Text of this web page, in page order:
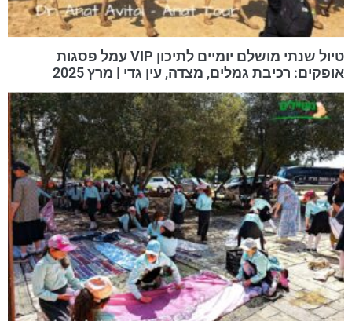
טיול שנתי מושלם יומיים לתיכון VIP עמל פסגות
אופקים: רכיבת גמלים, מצדה, עין גדי | מרץ 2025